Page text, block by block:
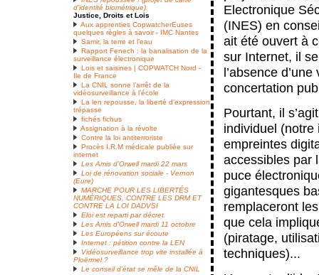
d’identité biométrique)
Justice, Droits et Lois
Aux apprenties CopwatcherEuses
quelques règles à savoir - IMC Nantes
Samir, la terre et l’eau
Rapport Fenech : la banalisation de la
surveillance électronique
Lois et saisines | COPWATCH Nord -
Ile de France
La CNIL sonne l’arrêt de la
vidéosurveillance à l’école
La len repousse, la liberté d’expression
trépasse
fichés fichus
Assignation à la révolte
Contre la loi antiterroriste
Procès I.R.M médicale publiée sur
internet
Les Amis d’Orwell mardi 22 mars
Loi de rénovation sociale - Vernon
(Eure)
MARCHE POUR LES LIBERTÉS
NUMÉRIQUES, CONTRE LES DRM ET
CONTRE LA LOI DADVSI
Eloi est reparti par décret
Les Amis d’Orwell mardi 11 octobre
Les Européens sur écoute
Internet : pétition contre la LEN
Vidéosurveillance trop vite installée à
Ploërmel ?
Le conseil d’état se mêle de la CNIL
Electronique
(INES) en
ait été ouvert à
sur Internet, il
l’absence
concertation
Pourtant, il
individuel (notre
empreintes
accessibles par
puce
gigantesques
remplaceront
que cela
(piratage,
techniques)...